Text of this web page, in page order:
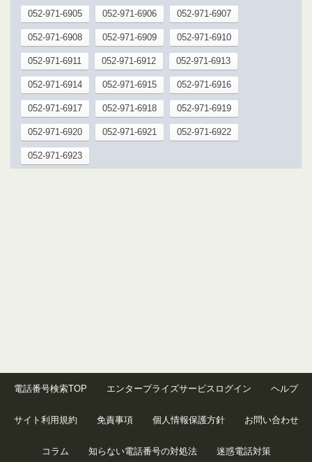
052-971-6905 052-971-6906 052-971-6907
052-971-6908 052-971-6909 052-971-6910
052-971-6911 052-971-6912 052-971-6913
052-971-6914 052-971-6915 052-971-6916
052-971-6917 052-971-6918 052-971-6919
052-971-6920 052-971-6921 052-971-6922
052-971-6923
電話番号検索TOP エンタープライズサービスログイン ヘルプ
サイト利用規約 免責事項 個人情報保護方針 お問い合わせ
コラム 知らない電話番号の対処法 迷惑電話対策